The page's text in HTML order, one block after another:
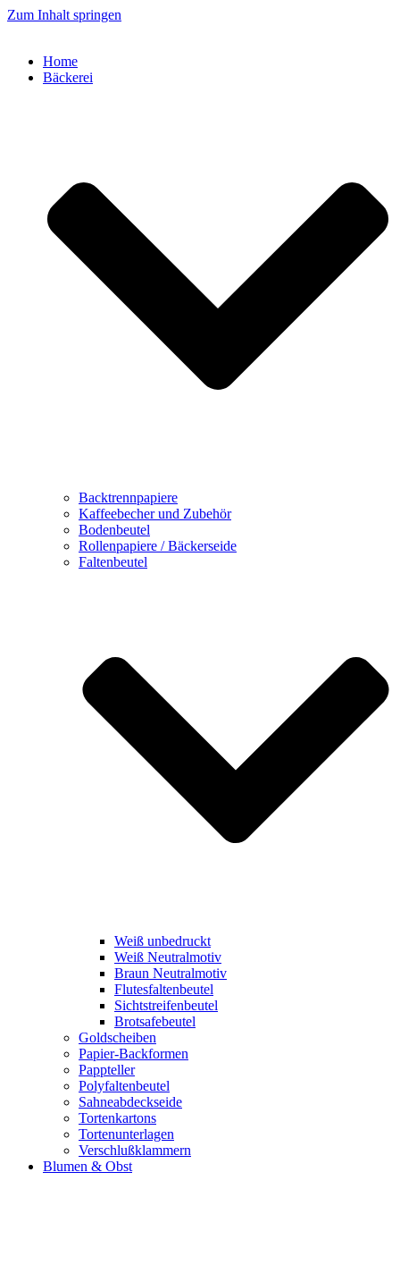
Zum Inhalt springen
Home
Bäckerei
Backtrennpapiere
Kaffeebecher und Zubehör
Bodenbeutel
Rollenpapiere / Bäckerseide
Faltenbeutel
Weiß unbedruckt
Weiß Neutralmotiv
Braun Neutralmotiv
Flutesfaltenbeutel
Sichtstreifenbeutel
Brotsafebeutel
Goldscheiben
Papier-Backformen
Pappteller
Polyfaltenbeutel
Sahneabdeckseide
Tortenkartons
Tortenunterlagen
Verschlußklammern
Blumen & Obst